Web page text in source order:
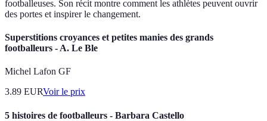
footballeuses. Son récit montre comment les athlètes peuvent ouvrir
des portes et inspirer le changement.
Superstitions croyances et petites manies des grands
footballeurs - A. Le Ble
Michel Lafon GF
3.89 EURVoir le prix
5 histoires de footballeurs - Barbara Castello